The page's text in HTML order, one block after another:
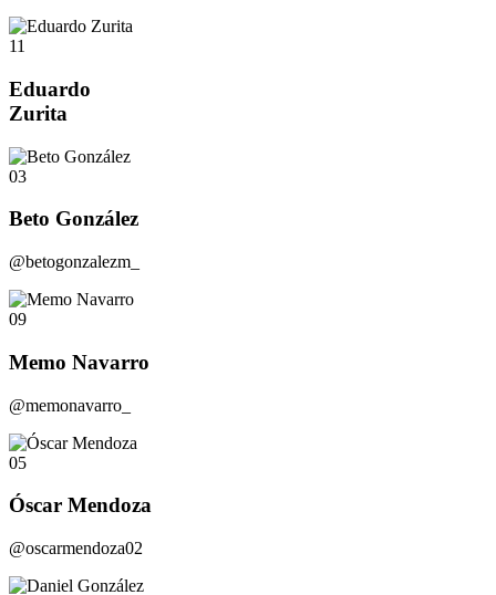
11
Eduardo
Zurita
03
Beto González
@betogonzalezm_
09
Memo Navarro
@memonavarro_
05
Óscar Mendoza
@oscarmendoza02